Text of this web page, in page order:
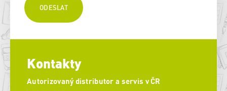
Kontakty
Autorizovaný distributor a servis v ČR